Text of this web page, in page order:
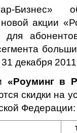
Бизнес»
акции
для
декабря
«Роуминг в
скидки на
Федерации: